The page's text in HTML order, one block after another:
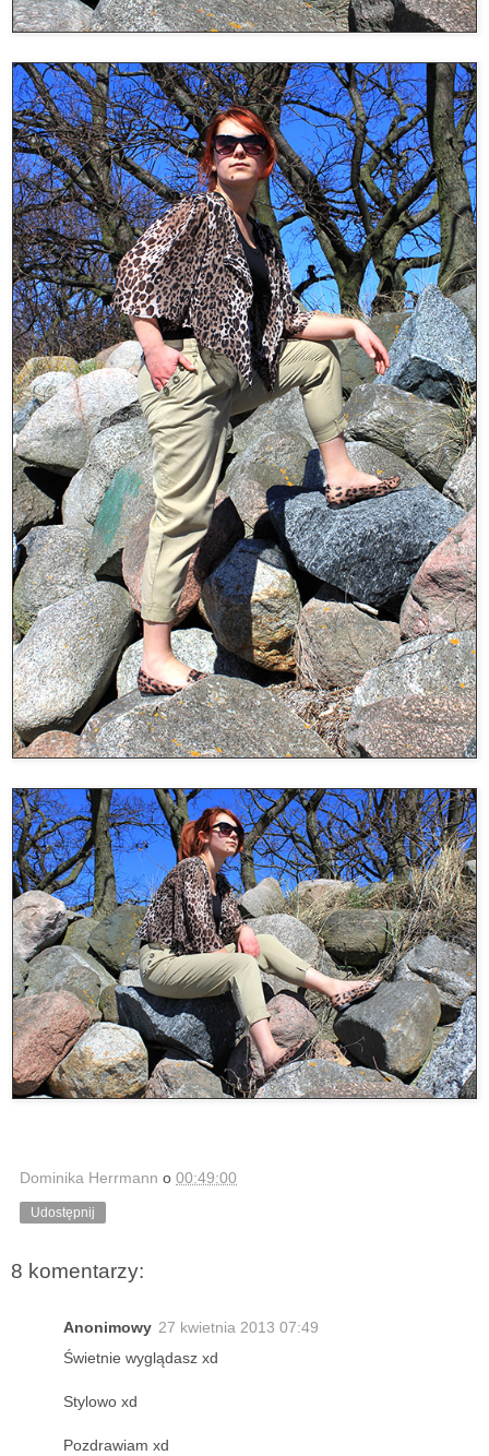
Dominika Herrmann o 00:49:00
Udostępnij
8 komentarzy:
Anonimowy 27 kwietnia 2013 07:49
Świetnie wyglądasz xd
Stylowo xd
Pozdrawiam xd